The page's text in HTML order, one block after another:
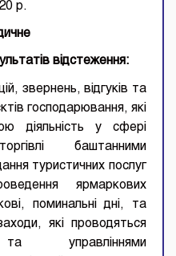
р.
відстеження:
звернень, відгуків та
господарювання, які
діяльність у сфері
баштанними
туристичних послуг
ярмаркових
поминальні дні, та
які проводяться
управліннями